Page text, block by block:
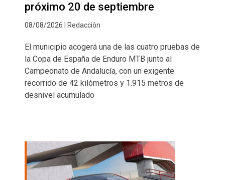
próximo 20 de septiembre
08/08/2026 | Redacción
El municipio acogerá una de las cuatro pruebas de
la Copa de España de Enduro MTB junto al
Campeonato de Andalucía, con un exigente
recorrido de 42 kilómetros y 1.915 metros de
desnivel acumulado